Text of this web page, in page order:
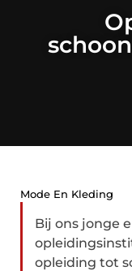
Mode En Kleding
Bij ons jonge
opleiding tot